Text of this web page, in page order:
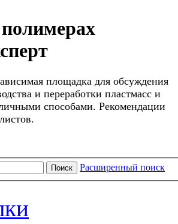
площадка для обсуждения
и переработки пластмасс и
способами. Рекомендации
Поиск Расширенный поиск